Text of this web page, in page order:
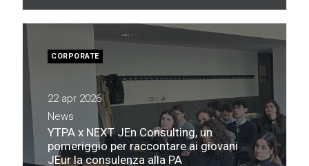
CORPORATE
22 apr 2026
News
YTPA x NEXT JEn Consulting, un
pomeriggio per raccontare ai giovani
JEur la consulenza alla PA